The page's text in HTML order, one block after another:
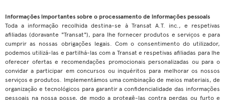
Informações importantes sobre o processamento de informações pessoais
Toda a informação recolhida destina-se à Transat A.T. inc., e respetivas
afiliadas (doravante "Transat"), para lhe fornecer produtos e serviços e para
cumprir as nossas obrigações legais. Com o consentimento do utilizador,
podemos utilizá-las e partilhá-las com a Transat e respetivas afiliadas para lhe
oferecer ofertas e recomendações promocionais personalizadas ou para o
convidar a participar em concursos ou inquéritos para melhorar os nossos
serviços e produtos. Implementámos uma combinação de meios materiais, de
organização e tecnológicos para garantir a confidencialidade das informações
pessoais na nossa posse, de modo a protegê-las contra perdas ou furto e